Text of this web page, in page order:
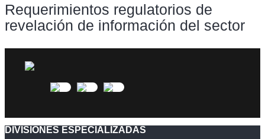
Requerimientos regulatorios de
revelación de información del sector
DIVISIONES ESPECIALIZADAS